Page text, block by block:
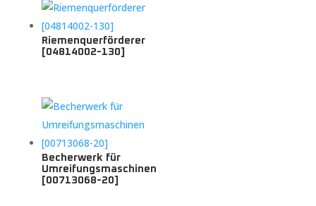
Riemenquerförderer
[04814002-130]
Becherwerk für
Umreifungsmaschinen
[00713068-20]